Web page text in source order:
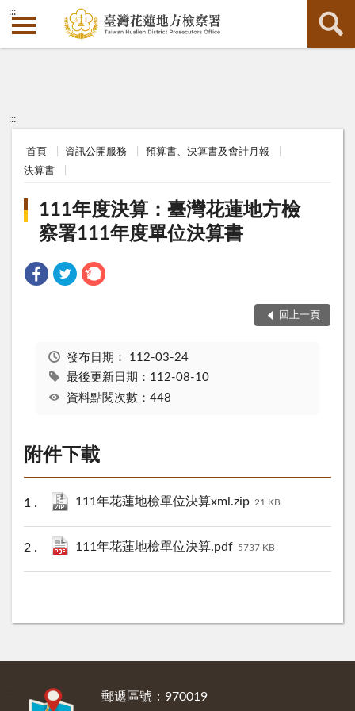
:::
:::
首頁 資訊公開服務
預算書、決算書及會計月報
決算書
111年度決算：臺灣花蓮地方檢
察署111年度單位決算書
回上一頁
發布日期： 112-03-24
最後更新日期：112-08-10
資料點閱次數：448
附件下載
111年花蓮地檢單位決算xml.zip 21 KB
111年花蓮地檢單位決算.pdf 5737 KB
郵遞區號：970019